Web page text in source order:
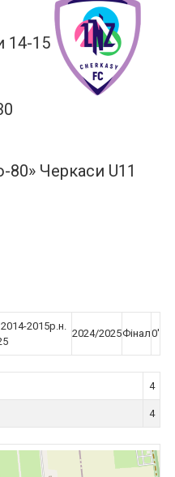
14-15
80» Черкаси U11
2015р.н.
2024/2025Фінал0'
4
4